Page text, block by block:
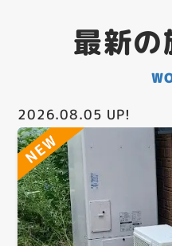
最新の
2026.08.05 UP!